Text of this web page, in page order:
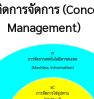
การจัดการ
Management)